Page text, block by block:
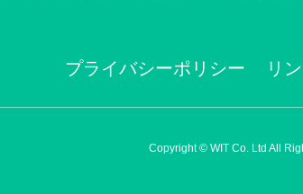
プライバシーポリシー リ
Copyright © WIT Co. Ltd All